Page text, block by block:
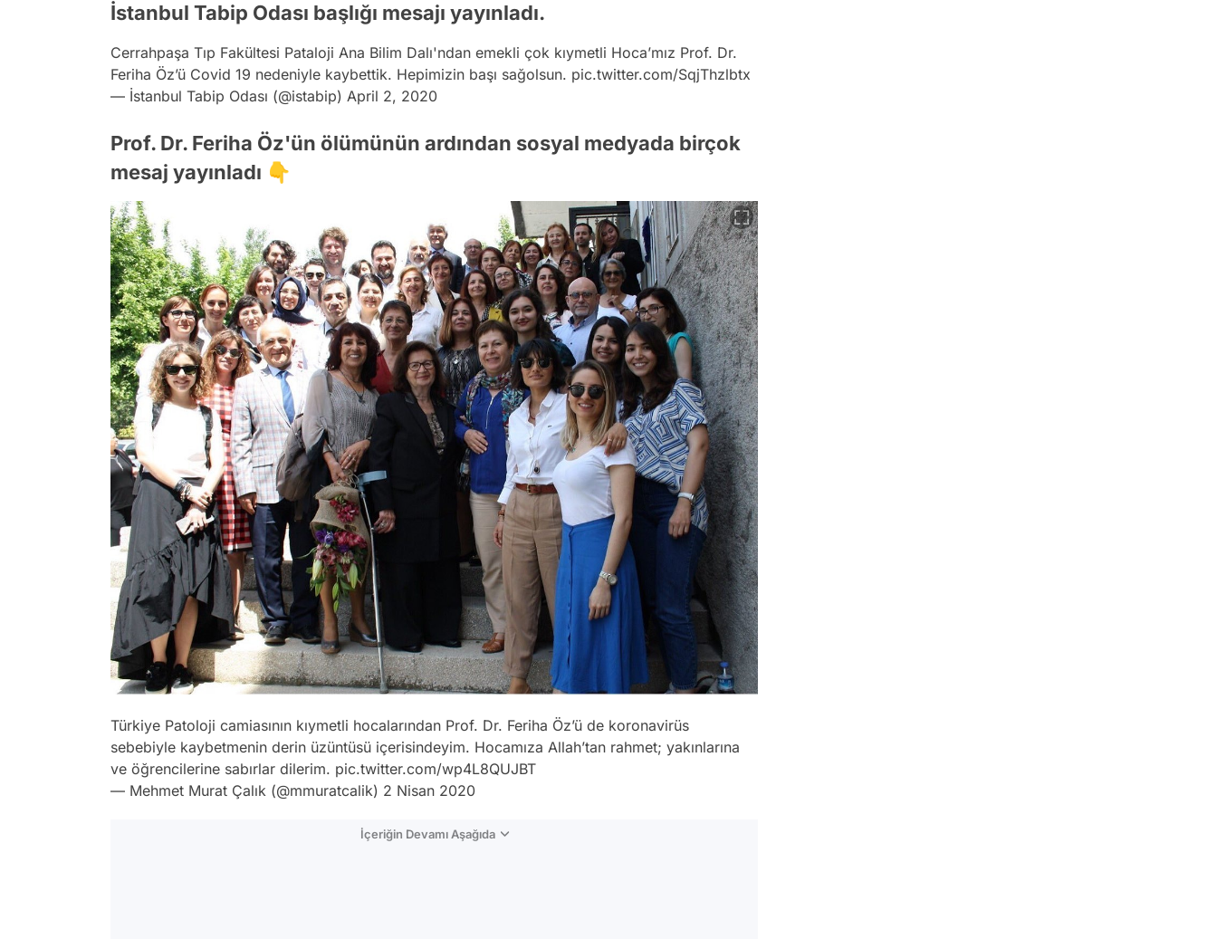
İstanbul Tabip Odası başlığı mesajı yayınladı.
Cerrahpaşa Tıp Fakültesi Pataloji Ana Bilim Dalı'ndan emekli çok kıymetli Hoca’mız Prof. Dr.
Feriha Öz’ü Covid 19 nedeniyle kaybettik. Hepimizin başı sağolsun. pic.twitter.com/SqjThzlbtx
— İstanbul Tabip Odası (@istabip) April 2, 2020
Prof. Dr. Feriha Öz'ün ölümünün ardından sosyal medyada birçok
mesaj yayınladı 👇
Türkiye Patoloji camiasının kıymetli hocalarından Prof. Dr. Feriha Öz’ü de koronavirüs
sebebiyle kaybetmenin derin üzüntüsü içerisindeyim. Hocamıza Allah’tan rahmet; yakınlarına
ve öğrencilerine sabırlar dilerim. pic.twitter.com/wp4L8QUJBT
— Mehmet Murat Çalık (@mmuratcalik) 2 Nisan 2020
İçeriğin Devamı Aşağıda